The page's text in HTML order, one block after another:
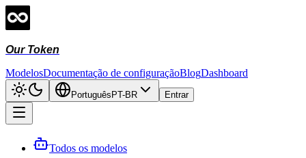
Our Token
ModelosDocumentação de configuraçãoBlogDashboard
Português PT-BR Entrar
Todos os modelos